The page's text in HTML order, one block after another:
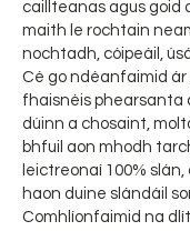
caillteanas agus goid
maith le rochtain
nochtadh, cóipeáil,
Cé go ndéanfaimid ár
fhaisnéis phearsanta
dúinn a chosaint,
bhfuil aon mhodh
leictreonaí 100%
haon duine slándáil
Comhlíonfaimid na